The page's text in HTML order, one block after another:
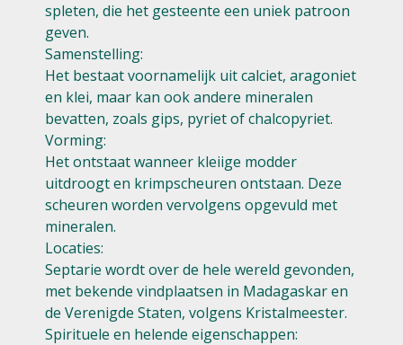
spleten, die het gesteente een uniek patroon
geven.
Samenstelling:
Het bestaat voornamelijk uit calciet, aragoniet
en klei, maar kan ook andere mineralen
bevatten, zoals gips, pyriet of chalcopyriet.
Vorming:
Het ontstaat wanneer kleiige modder
uitdroogt en krimpscheuren ontstaan. Deze
scheuren worden vervolgens opgevuld met
mineralen.
Locaties:
Septarie wordt over de hele wereld gevonden,
met bekende vindplaatsen in Madagaskar en
de Verenigde Staten, volgens Kristalmeester.
Spirituele en helende eigenschappen: